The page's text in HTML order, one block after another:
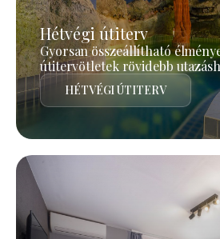
Hétvégi útiterv
Gyorsan összeállítható
útitervötletek rövidebb
HÉTVÉGI ÚTITERV